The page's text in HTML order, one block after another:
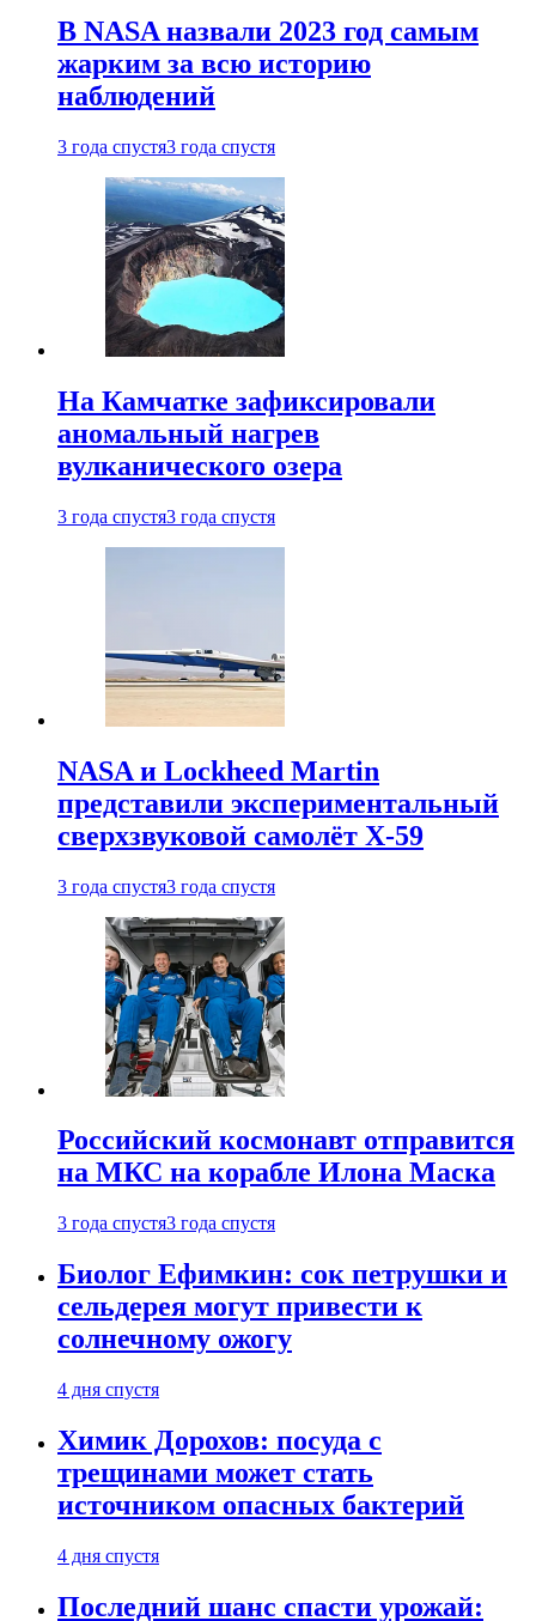
В NASA назвали 2023 год самым
жарким за всю историю
наблюдений
3 года спустя3 года спустя
На Камчатке зафиксировали
аномальный нагрев
вулканического озера
3 года спустя3 года спустя
NASA и Lockheed Martin
представили экспериментальный
сверхзвуковой самолёт X-59
3 года спустя3 года спустя
Российский космонавт отправится
на МКС на корабле Илона Маска
3 года спустя3 года спустя
Биолог Ефимкин: сок петрушки и
сельдерея могут привести к
солнечному ожогу
4 дня спустя
Химик Дорохов: посуда с
трещинами может стать
источником опасных бактерий
4 дня спустя
Последний шанс спасти урожай: